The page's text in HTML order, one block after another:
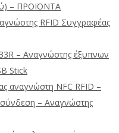
– ΠΡΟΪΟΝΤΑ
RFID Συγγραφέας
– Αναγνώστης έξυπνων
Stick
αναγνώστη NFC RFID –
– Αναγνώστης